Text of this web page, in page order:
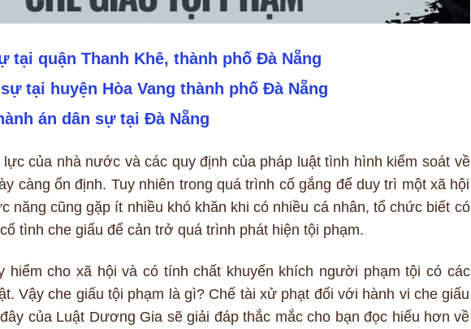
tại quận Thanh Khê, thành phố Đà Nẵng
tại huyện Hòa Vang thành phố Đà Nẵng
án dân sự tại Đà Nẵng
của nhà nước và các quy định của pháp luật tình hình kiểm soát về
càng ổn định. Tuy nhiên trong quá trình cố gắng để duy trì một xã hội
năng cũng gặp ít nhiều khó khăn khi có nhiều cá nhân, tổ chức biết có
tình che giấu để cản trở quá trình phát hiện tội phạm.
hiểm cho xã hội và có tính chất khuyến khích người phạm tội có các
Vậy che giấu tội phạm là gì? Chế tài xử phạt đối với hành vi che giấu
của Luật Dương Gia sẽ giải đáp thắc mắc cho bạn đọc hiểu hơn về